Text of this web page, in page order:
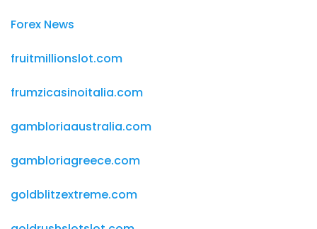
Forex News
fruitmillionslot.com
frumzicasinoitalia.com
gambloriaaustralia.com
gambloriagreece.com
goldblitzextreme.com